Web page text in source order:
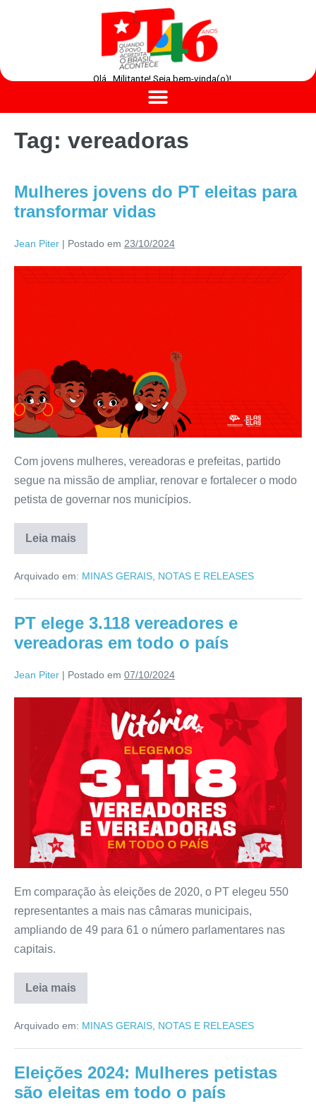
Olá , Militante! Seja bem-vinda(o)!
Tag: vereadoras
Mulheres jovens do PT eleitas para
transformar vidas
Jean Piter | Postado em 23/10/2024
Com jovens mulheres, vereadoras e prefeitas, partido
segue na missão de ampliar, renovar e fortalecer o modo
petista de governar nos municípios.
Leia mais
Arquivado em: MINAS GERAIS NOTAS E RELEASES
PT elege 3.118 vereadores e
vereadoras em todo o país
Jean Piter | Postado em 07/10/2024
Em comparação às eleições de 2020, o PT elegeu 550
representantes a mais nas câmaras municipais,
ampliando de 49 para 61 o número parlamentares nas
capitais.
Leia mais
Arquivado em: MINAS GERAIS, NOTAS E RELEASES
Eleições 2024: Mulheres petistas
são eleitas em todo o país